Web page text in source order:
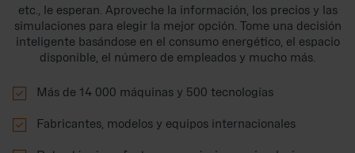
etc., le esperan. Aproveche la información, los precios y las
simulaciones para elegir la mejor opción. Tome una decisión
inteligente basándose en el consumo energético, el espacio
disponible, el número de empleados y mucho más.
 Más de 14 000 máquinas y 500 tecnologías
 Fabricantes, modelos y equipos internacionales